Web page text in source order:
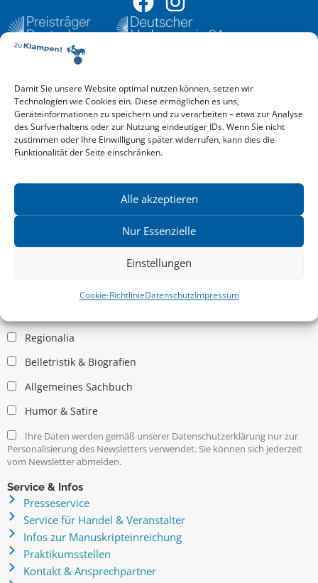
Damit Sie unsere Website optimal nutzen können, setzen wir
Technologien wie Cookies ein. Diese ermöglichen es uns,
Geräteinformationen zu speichern und zu verarbeiten – etwa zur Analyse
des Surfverhaltens oder zur Nutzung eindeutiger IDs. Wenn Sie nicht
zustimmen oder Ihre Einwilligung später widerrufen, kann dies die
Funktionalität der Seite einschränken.
Alle akzeptieren
Nur Essenzielle
Einstellungen
Cookie-RichtlinieDatenschutzImpressum
Aktuelle Vorschau
Entdecken Sie das aktuelle zu-Klampen!-Verlagsprogramm.
Hier finden Sie die Verlagsvorschau – einfach direkt online
reinlesen oder herunterladen.
Download: Vorschau zu Klampen! Herbst 2026
Mehr aktuelle Vorschauen ansehen
News zu aktuellen Neuheiten und Nachrichten im zu Klampen!
Verlag – jederzeit wieder abbestellbar.
Kritische Theorie / Philosophie
Regionalia
Belletristik & Biografien
Allgemeines Sachbuch
Humor & Satire
Ihre Daten werden gemäß unserer Datenschutzerklärung nur zur
Personalisierung des Newsletters verwendet. Sie können sich jederzeit
vom Newsletter abmelden.
Service & Infos
Presseservice
Service für Handel & Veranstalter
Infos zur Manuskripteinreichung
Praktikumsstellen
Kontakt & Ansprechpartner